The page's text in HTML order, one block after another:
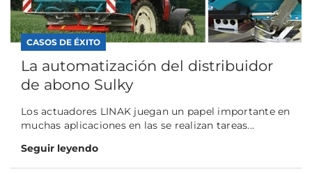
CASOS DE ÉXITO
La automatización del distribuidor
de abono Sulky
Los actuadores LINAK juegan un papel importante en
muchas aplicaciones en las se realizan tareas...
Seguir leyendo